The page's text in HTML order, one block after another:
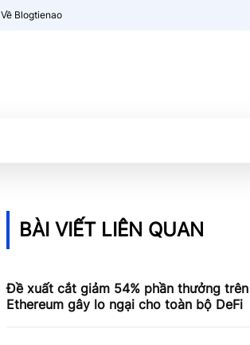
Về Blogtienao
BÀI VIẾT LIÊN QUAN
Đề xuất cắt giảm 54% phần thưởng trên
Ethereum gây lo ngại cho toàn bộ DeFi